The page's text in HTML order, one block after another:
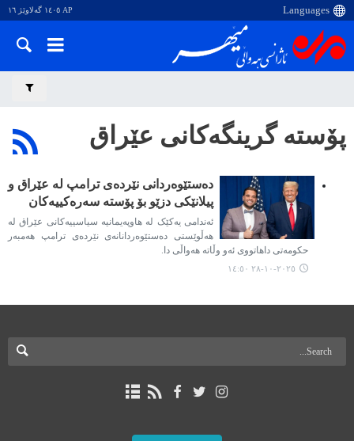
AP ١٤٠٥ گەلاوێژ ١٦
پۆستە گرینگەکانی عێراق
دەستێوەردانی نێردەی ترامپ لە عێراق و
پیلانێکی دزێو بۆ پۆستە سەرەکییەکان
ئەندامی یەکێک لە هاوپەیمانیە سیاسییەکانی عێراق لە
هەڵوێستی دەستێوەردانانەی نێردەی ترامپ هەمبەر
حکومەتی داهاتووی ئەو وڵاتە هەواڵی دا.
٢٠٢٥-١٠-٢٨ ١٤:٥٠